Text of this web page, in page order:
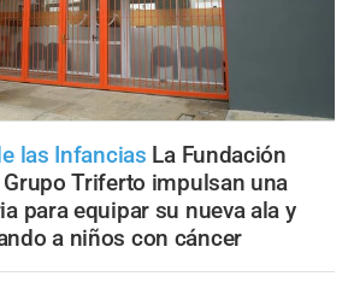
las Infancias La Fundación
Triferto impulsan una
para equipar su nueva ala y
a niños con cáncer